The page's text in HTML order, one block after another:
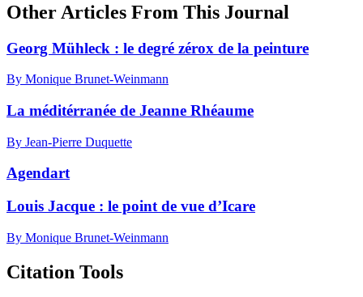
Other Articles From This Journal
Georg Mühleck : le degré zérox de la peinture
By Monique Brunet-Weinmann
La méditérranée de Jeanne Rhéaume
By Jean-Pierre Duquette
Agendart
Louis Jacque : le point de vue d’Icare
By Monique Brunet-Weinmann
Citation Tools